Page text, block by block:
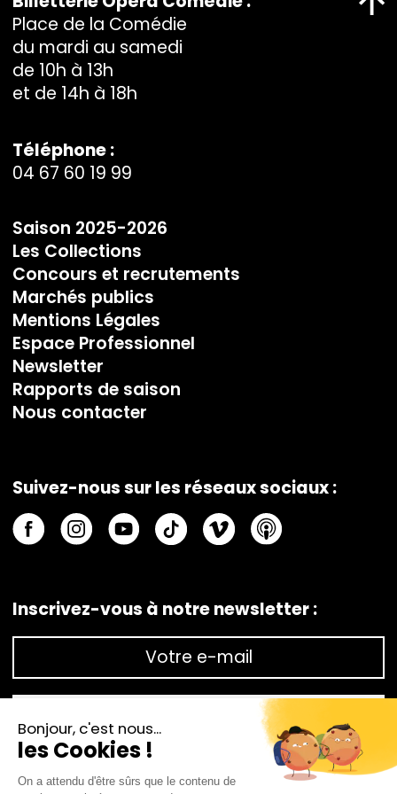
Place de la Comédie
du mardi au samedi
de 10h à 13h
et de 14h à 18h
Téléphone :
04 67 60 19 99
Saison 2025-2026
Les Collections
Concours et recrutements
Marchés publics
Mentions Légales
Espace Professionnel
Newsletter
Rapports de saison
Nous contacter
Suivez-nous sur les réseaux sociaux :
Inscrivez-vous à notre newsletter :